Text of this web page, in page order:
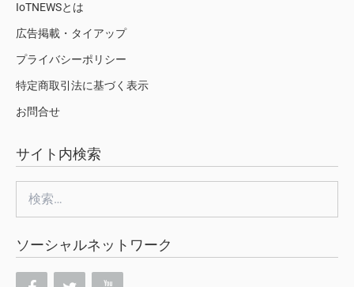
IoTNEWSとは
広告掲載・タイアップ
プライバシーポリシー
特定商取引法に基づく表示
お問合せ
サイト内検索
索:
ソーシャルネットワーク